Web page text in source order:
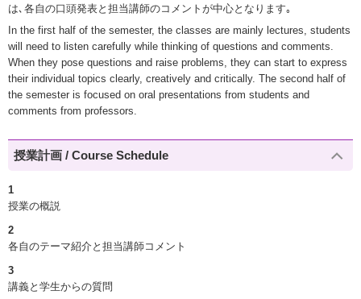
は､各自の口頭発表と担当講師のコメントが中心となります｡
In the first half of the semester, the classes are mainly lectures, students
will need to listen carefully while thinking of questions and comments.
When they pose questions and raise problems, they can start to express
their individual topics clearly, creatively and critically. The second half of
the semester is focused on oral presentations from students and
comments from professors.
授業計画 / Course Schedule
1
授業の概説
2
各自のテーマ紹介と担当講師コメント
3
講義と学生からの質問